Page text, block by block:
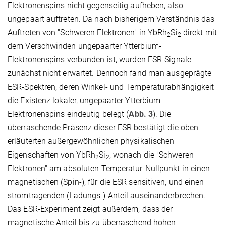
Elektronenspins nicht gegenseitig aufheben, also
ungepaart auftreten. Da nach bisherigem Verständnis das
Auftreten von "Schweren Elektronen" in YbRh2Si2 direkt mit
dem Verschwinden ungepaarter Ytterbium-
Elektronenspins verbunden ist, wurden ESR-Signale
zunächst nicht erwartet. Dennoch fand man ausgeprägte
ESR-Spektren, deren Winkel- und Temperaturabhängigkeit
die Existenz lokaler, ungepaarter Ytterbium-
Elektronenspins eindeutig belegt (Abb. 3). Die
überraschende Präsenz dieser ESR bestätigt die oben
erläuterten außergewöhnlichen physikalischen
Eigenschaften von YbRh2Si2, wonach die "Schweren
Elektronen" am absoluten Temperatur-Nullpunkt in einen
magnetischen (Spin-), für die ESR sensitiven, und einen
stromtragenden (Ladungs-) Anteil auseinanderbrechen.
Das ESR-Experiment zeigt außerdem, dass der
magnetische Anteil bis zu überraschend hohen